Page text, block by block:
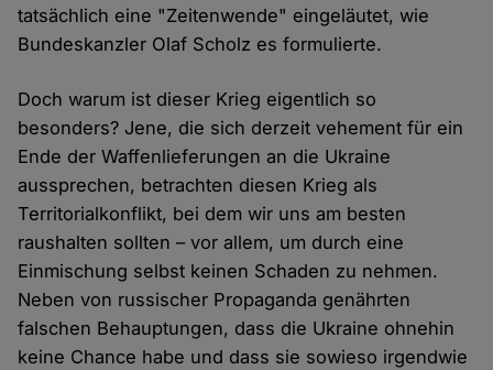
tatsächlich eine "Zeitenwende" eingeläutet, wie
Bundeskanzler Olaf Scholz es formulierte.
Doch warum ist dieser Krieg eigentlich so
besonders? Jene, die sich derzeit vehement für ein
Ende der Waffenlieferungen an die Ukraine
aussprechen, betrachten diesen Krieg als
Territorialkonflikt, bei dem wir uns am besten
raushalten sollten – vor allem, um durch eine
Einmischung selbst keinen Schaden zu nehmen.
Neben von russischer Propaganda genährten
falschen Behauptungen, dass die Ukraine ohnehin
keine Chance habe und dass sie sowieso irgendwie